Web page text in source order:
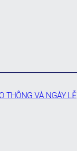
THÔNG VÀ NGÀY LỄ